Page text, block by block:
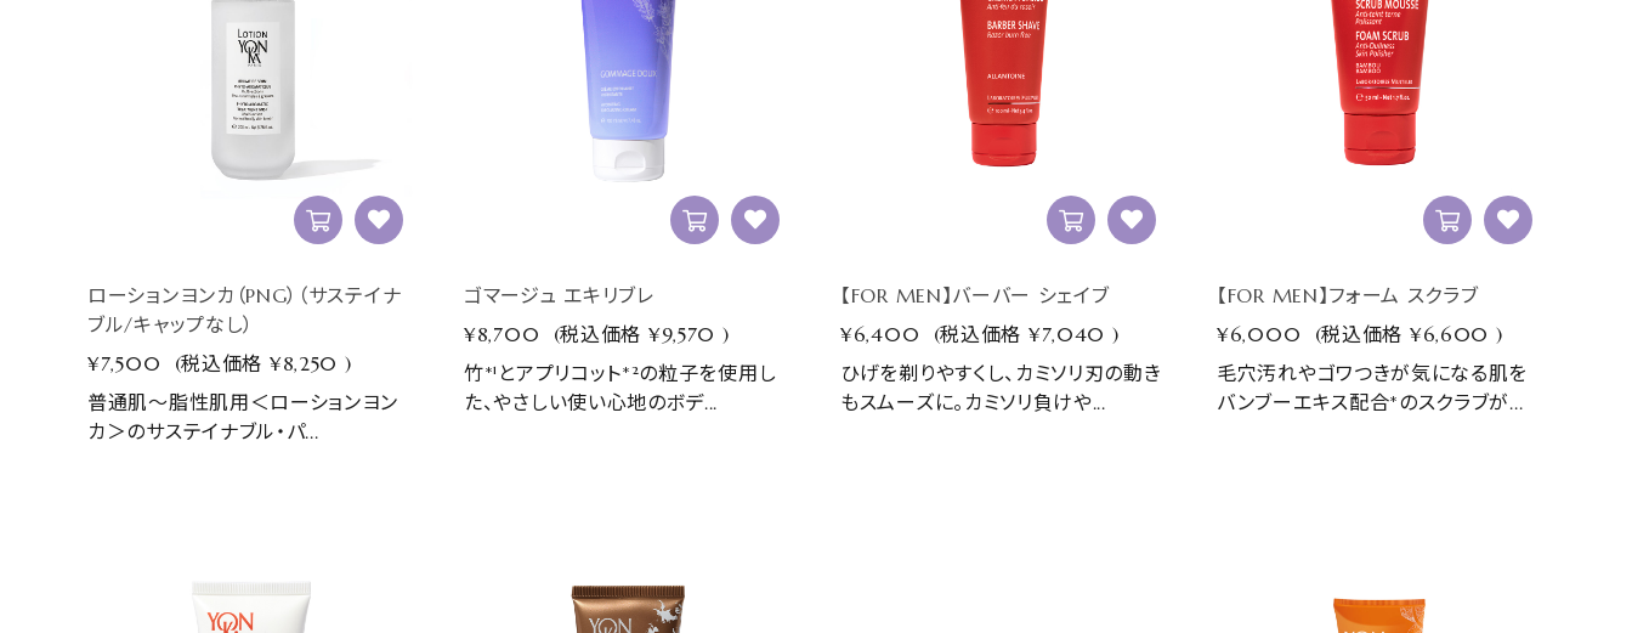
ローションヨンカ（PNG）（サステイナ
ブル/キャップなし）
¥7,500
(税込価格 ¥8,250 )
普通肌～脂性肌用＜ローションヨン
カ＞のサステイナブル・パ...
ゴマージュ エキリブレ
¥8,700
(税込価格 ¥9,570 )
竹*¹とアプリコット*²の粒子を使用し
た、やさしい使い心地のボデ...
【FOR MEN】バーバー シェイブ
¥6,400
(税込価格 ¥7,040 )
ひげを剃りやすくし、カミソリ刃の動き
もスムーズに。カミソリ負けや...
【FOR MEN】フォーム スクラブ
¥6,000
(税込価格 ¥6,600 )
毛穴汚れやゴワつきが気になる肌を
バンブーエキス配合*のスクラブが...